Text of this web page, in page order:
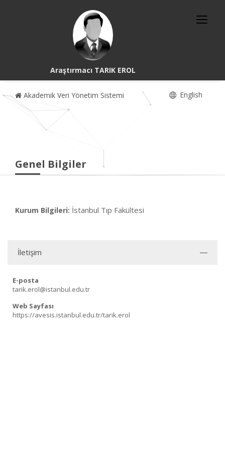
Araştırmacı TARIK EROL
Akademik Veri Yönetim Sistemi English
Genel Bilgiler
Kurum Bilgileri: İstanbul Tıp Fakültesi
İletişim
E-posta
tarik.erol@istanbul.edu.tr
Web Sayfası
https://avesis.istanbul.edu.tr/tarik.erol